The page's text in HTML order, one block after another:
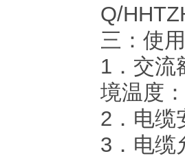
Q/
三：使
1．交流
境温度
2．电缆
3．电缆